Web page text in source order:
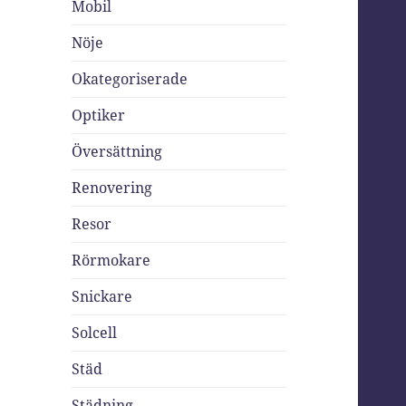
Mobil
Nöje
Okategoriserade
Optiker
Översättning
Renovering
Resor
Rörmokare
Snickare
Solcell
Städ